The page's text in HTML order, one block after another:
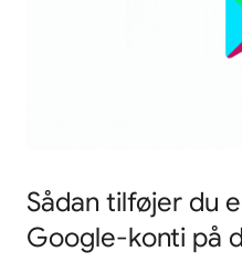
Sådan tilføjer du
Google-konti på